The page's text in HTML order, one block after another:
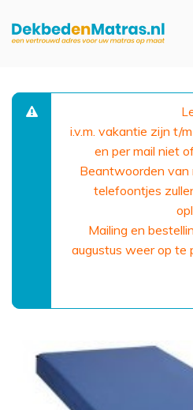
i.v.m. vakantie zijn t/
en per mail niet
Beantwoorden van
telefoontjes
Mailing en
augustus weer op te